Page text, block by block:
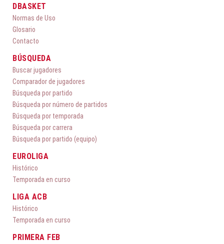
DBASKET
Normas de Uso
Glosario
Contacto
BÚSQUEDA
Buscar jugadores
Comparador de jugadores
Búsqueda por partido
Búsqueda por número de partidos
Búsqueda por temporada
Búsqueda por carrera
Búsqueda por partido (equipo)
EUROLIGA
Histórico
Temporada en curso
LIGA ACB
Histórico
Temporada en curso
PRIMERA FEB